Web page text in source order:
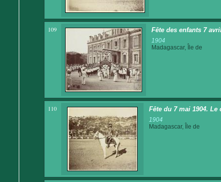
109 Fête des enfants 7
1904
Madagascar, Île de
110 Fête du 7 mai 1904. Le
1904
Madagascar, Île de